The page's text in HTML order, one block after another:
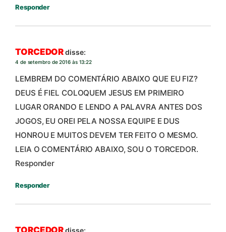
Responder
TORCEDORdisse:
4 de setembro de 2016 às 13:22
LEMBREM DO COMENTÁRIO ABAIXO QUE EU FIZ?
DEUS É FIEL COLOQUEM JESUS EM PRIMEIRO
LUGAR ORANDO E LENDO A PALAVRA ANTES DOS
JOGOS, EU OREI PELA NOSSA EQUIPE E DUS
HONROU E MUITOS DEVEM TER FEITO O MESMO.
LEIA O COMENTÁRIO ABAIXO, SOU O TORCEDOR.
Responder
Responder
TORCEDORdisse: